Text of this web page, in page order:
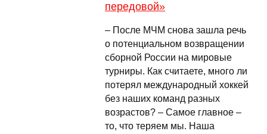
передовой»
– После МЧМ снова зашла речь
о потенциальном возвращении
сборной России на мировые
турниры. Как считаете, много ли
потерял международный хоккей
без наших команд разных
возрастов? – Самое главное –
то, что теряем мы. Наша